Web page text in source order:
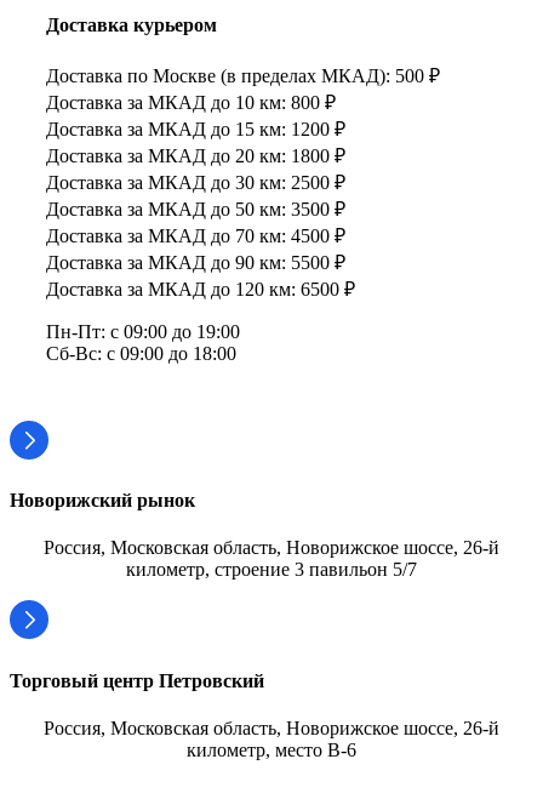
Доставка курьером
Доставка по Москве (в пределах МКАД): 500 ₽
Доставка за МКАД до 10 км: 800 ₽
Доставка за МКАД до 15 км: 1200 ₽
Доставка за МКАД до 20 км: 1800 ₽
Доставка за МКАД до 30 км: 2500 ₽
Доставка за МКАД до 50 км: 3500 ₽
Доставка за МКАД до 70 км: 4500 ₽
Доставка за МКАД до 90 км: 5500 ₽
Доставка за МКАД до 120 км: 6500 ₽
Пн-Пт: с 09:00 до 19:00
Сб-Вс: с 09:00 до 18:00
Новорижский рынок
Россия, Московская область, Новорижское шоссе, 26-й
километр, строение 3 павильон 5/7
Торговый центр Петровский
Россия, Московская область, Новорижское шоссе, 26-й
километр, место В-6